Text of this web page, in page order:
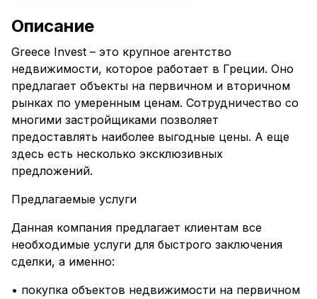
Описание
Greece Invest – это крупное агентство
недвижимости, которое работает в Греции. Оно
предлагает объекты на первичном и вторичном
рынках по умеренным ценам. Сотрудничество со
многими застройщиками позволяет
предоставлять наиболее выгодные цены. А еще
здесь есть несколько эксклюзивных
предложений.
Предлагаемые услуги
Данная компания предлагает клиентам все
необходимые услуги для быстрого заключения
сделки, а именно:
• покупка объектов недвижимости на первичном